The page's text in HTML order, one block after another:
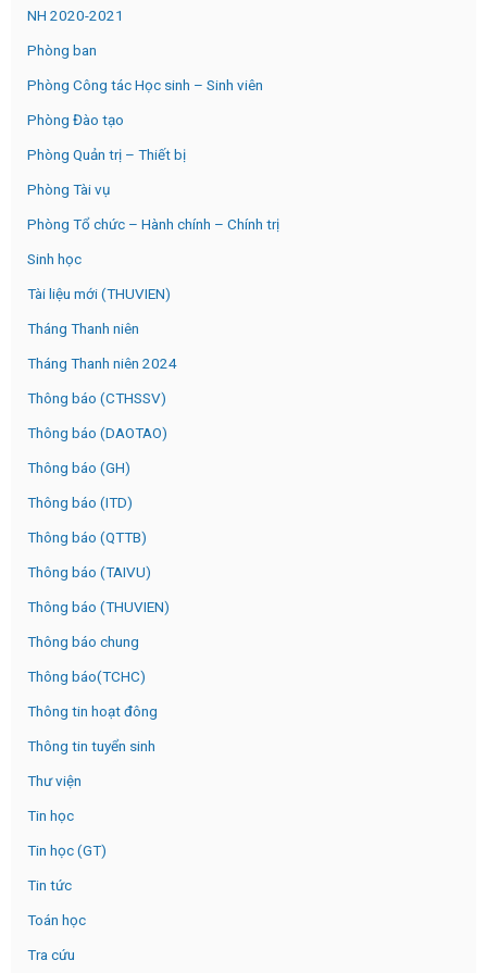
NH 2020-2021
Phòng ban
Phòng Công tác Học sinh – Sinh viên
Phòng Đào tạo
Phòng Quản trị – Thiết bị
Phòng Tài vụ
Phòng Tổ chức – Hành chính – Chính trị
Sinh học
Tài liệu mới (THUVIEN)
Tháng Thanh niên
Tháng Thanh niên 2024
Thông báo (CTHSSV)
Thông báo (DAOTAO)
Thông báo (GH)
Thông báo (ITD)
Thông báo (QTTB)
Thông báo (TAIVU)
Thông báo (THUVIEN)
Thông báo chung
Thông báo(TCHC)
Thông tin hoạt đông
Thông tin tuyển sinh
Thư viện
Tin học
Tin học (GT)
Tin tức
Toán học
Tra cứu